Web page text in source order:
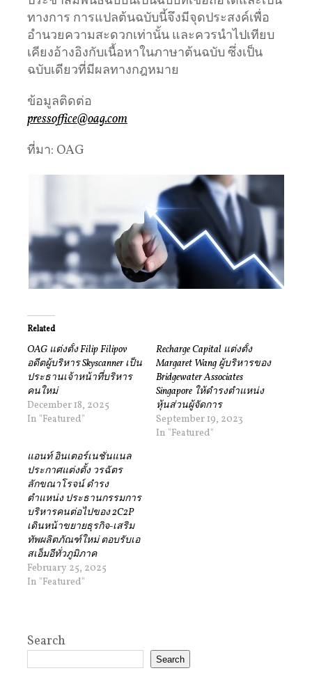
ทางการ การแปลต้นฉบับนี้จึงมีจุดประสงค์เพื่อ
อำนวยความสะดวกเท่านั้น และควรนำไปเทียบ
เคียงอ้างอิงกับเนื้อหาในภาษาต้นฉบับ ซึ่งเป็น
ฉบับเดียวที่มีผลทางกฎหมาย
ข้อมูลติดต่อ
pressoffice@oag.com
ที่มา: OAG
Related
OAG แต่งตั้ง Filip Filipov
อดีตผู้บริหาร Skyscanner เป็น
ประธานเจ้าหน้าที่บริหาร
คนใหม่
December 18, 2025
In "Featured"
Recharge Capital แต่งตั้ง
Margaret Wang ผู้บริหารของ
Bridgewater Associates
Singapore ให้ดำรงตำแหน่ง
หุ้นส่วนผู้จัดการ
September 19, 2023
In "Featured"
แอนท์ อินเตอร์เนชั่นแนล
ประกาศแต่งตั้ง วรฉัตร
ลักขณาโรจน์ ดำรง
ตำแหน่ง ประธานกรรมการ
บริหารคนต่อไปของ 2C2P
เดินหน้าขยายธุรกิจ-เสริม
ทัพผลิตภัณฑ์ใหม่ ตอบรับเอ
สเอ็มอีทั่วภูมิภาค
February 25, 2025
In "Featured"
Search
Search